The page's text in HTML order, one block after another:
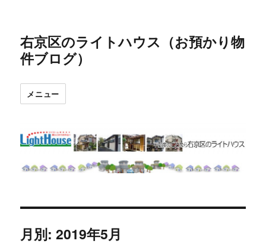
右京区のライトハウス（お預かり物
件ブログ）
メニュー
月別: 2019年5月